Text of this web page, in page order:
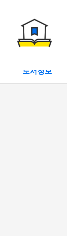
book/
대여
도서정보